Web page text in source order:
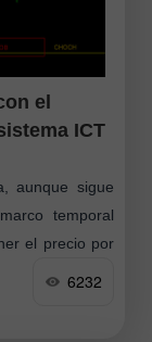
el
ICT
aunque sigue
temporal
el precio por
6232